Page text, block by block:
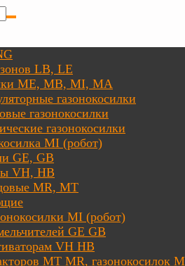
LB, LE
ME, MB, MI, MA
газонокосилки
газонокосилки
газонокосилки
MI (робот)
GE, GB
VH, HB
MR, MT
MI (робот)
GE GB
VH HB
МТ MR, газонокосилок